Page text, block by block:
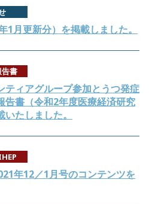
1月更新分）を掲載しました。
書
ティアグループ参加とうつ発症
告書（令和2年度医療経済研究
たしました。
年12／1月号のコンテンツを